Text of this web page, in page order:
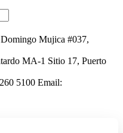
Mujica #037,
MA-1 Sitio 17, Puerto
5100 Email: